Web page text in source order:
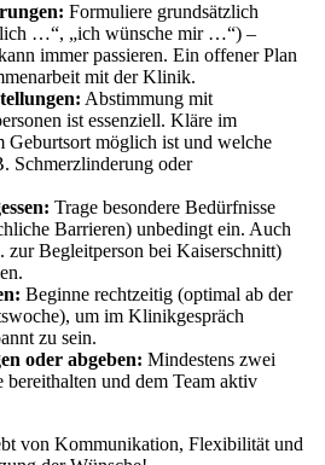
Formuliere grundsätzlich
…“, „ich wünsche mir …“) –
immer passieren. Ein offener Plan
mit der Klinik.
Abstimmung mit
ist essenziell. Kläre im
Geburtsort möglich ist und welche
Schmerzlinderung oder
Trage besondere Bedürfnisse
Barrieren) unbedingt ein. Auch
Begleitperson bei Kaiserschnitt)
Beginne rechtzeitig (optimal ab der
um im Klinikgespräch
zu sein.
oder abgeben: Mindestens zwei
bereithalten und dem Team aktiv
von Kommunikation, Flexibilität und